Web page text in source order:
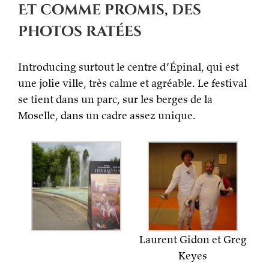
Et comme promis, des
photos ratées
Introducing surtout le centre d’Épinal, qui est
une jolie ville, très calme et agréable. Le festival
se tient dans un parc, sur les berges de la
Moselle, dans un cadre assez unique.
Laurent Gidon et Greg
Keyes